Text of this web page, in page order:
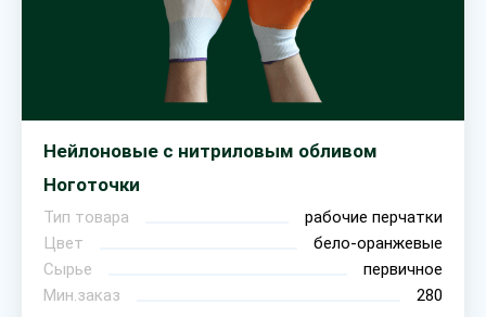
Нейлоновые с нитриловым обливом
Ноготочки
Тип товара
рабочие перчатки
Цвет
бело-оранжевые
Сырье
первичное
Мин.заказ
280